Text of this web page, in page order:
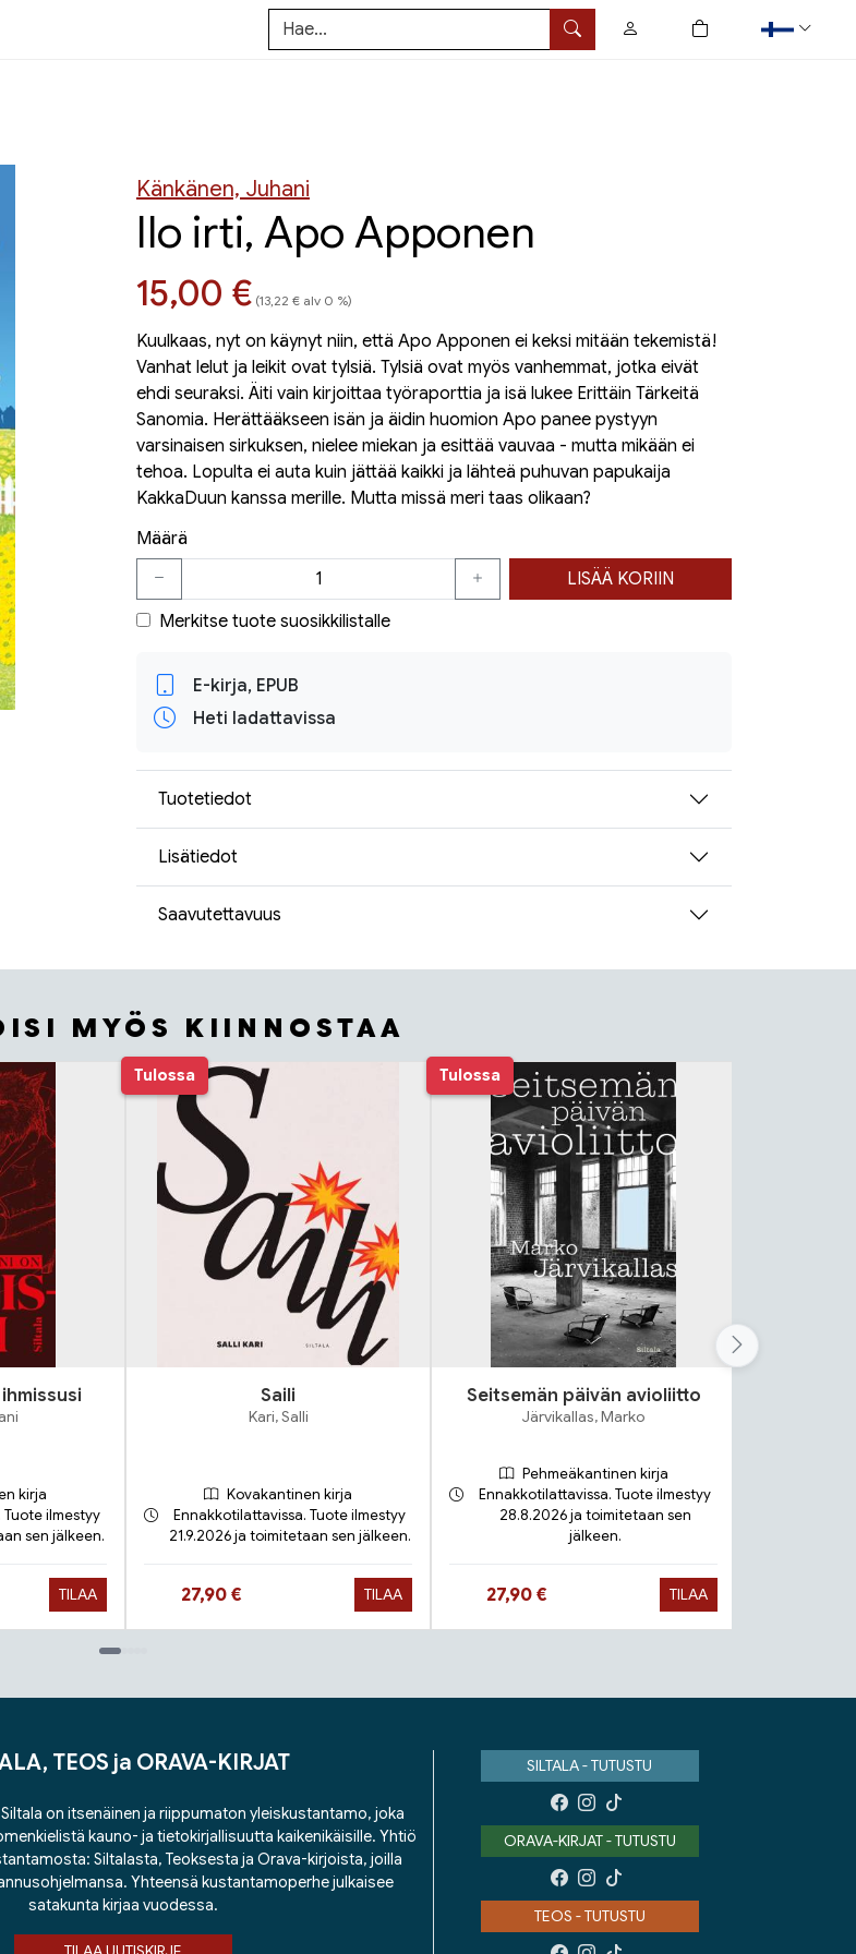
Hae
0
tuotetta ostoskorissa
Känkänen, Juhani
Ilo irti, Apo Apponen
Hinta nyt
15,00 € (13,22 € alv 0 %)
Kuulkaas, nyt on käynyt niin, että Apo Apponen ei keksi mitään tekemistä!
Vanhat lelut ja leikit ovat tylsiä. Tylsiä ovat myös vanhemmat, jotka eivät
ehdi seuraksi. Äiti vain kirjoittaa työraporttia ja isä lukee Erittäin Tärkeitä
Sanomia. Herättääkseen isän ja äidin huomion Apo panee pystyyn
varsinaisen sirkuksen, nielee miekan ja esittää vauvaa - mutta mikään ei
tehoa. Lopulta ei auta kuin jättää kaikki ja läh­teä puhuvan papukaija
KakkaDuun kanssa merille. Mutta missä meri taas olikaan?
Määrä
LISÄÄ KORIIN
Merkitse tuote suosikkilistalle
E-kirja, EPUB
Heti ladattavissa
Tuotetiedot
Lisätiedot
Saavutettavuus
MYÖS KIINNOSTAA
kirja
ilmestyy
sen jälkeen.
TILAA
Tulossa
Saili
Kari, Salli
Kovakantinen kirja
Ennakkotilattavissa. Tuote ilmestyy
21.9.2026 ja toimitetaan sen jälkeen.
Hinta nyt
27,90 € TILAA
Tulossa
Seitsemän päivän avioliitto
Järvikallas, Marko
Pehmeäkantinen kirja
Ennakkotilattavissa. Tuote ilmestyy
28.8.2026 ja toimitetaan sen
jälkeen.
Hinta nyt
27,90 € TILAA
TEOS ja ORAVA-KIRJAT
on itsenäinen ja riippumaton yleiskustantamo, joka
kauno- ja tietokirjallisuutta kaikenikäisille. Yhtiö
Siltalasta, Teoksesta ja Orava-kirjoista, joilla
Yhteensä kustantamoperhe julkaisee
satakunta kirjaa vuodessa.
SILTALA - TUTUSTU
ORAVA-KIRJAT - TUTUSTU
TEOS - TUTUSTU